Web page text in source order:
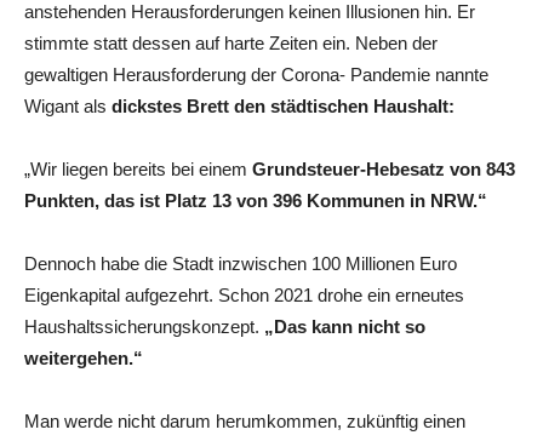
anstehenden Herausforderungen keinen Illusionen hin. Er
stimmte statt dessen auf harte Zeiten ein. Neben der
gewaltigen Herausforderung der Corona- Pandemie nannte
Wigant als dickstes Brett den städtischen Haushalt:
„Wir liegen bereits bei einem Grundsteuer-Hebesatz von 843
Punkten, das ist Platz 13 von 396 Kommunen in NRW.“
Dennoch habe die Stadt inzwischen 100 Millionen Euro
Eigenkapital aufgezehrt. Schon 2021 drohe ein erneutes
Haushaltssicherungskonzept. „Das kann nicht so
weitergehen.“
Man werde nicht darum herumkommen, zukünftig einen